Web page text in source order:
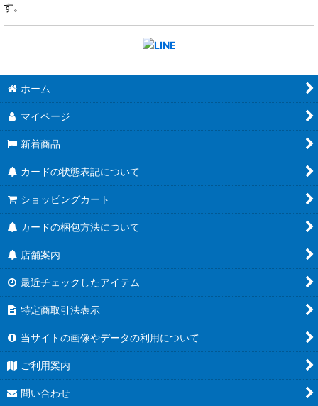
す。
ホーム
マイページ
新着商品
カードの状態表記について
ショッピングカート
カードの梱包方法について
店舗案内
最近チェックしたアイテム
特定商取引法表示
当サイトの画像やデータの利用について
ご利用案内
問い合わせ